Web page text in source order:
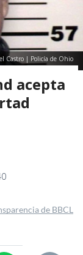
Castro | Policía de Ohio
acepta
de BBCL